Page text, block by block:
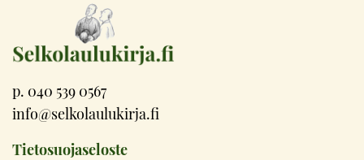
p. 040 539 0567
info@selkolaulukirja.fi
Tietosuojaseloste